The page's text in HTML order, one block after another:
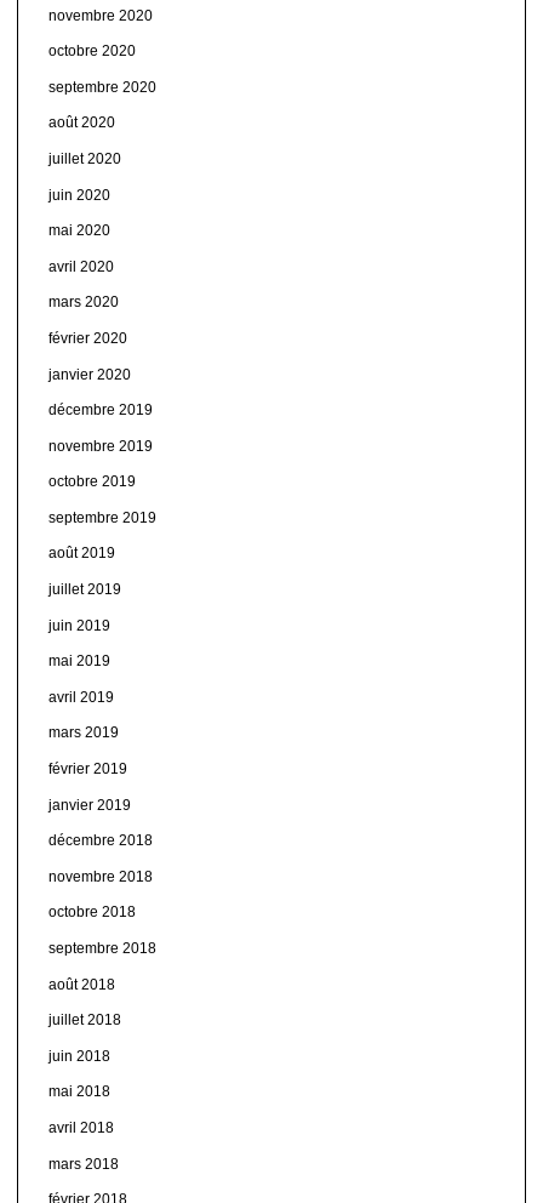
novembre 2020
octobre 2020
septembre 2020
août 2020
juillet 2020
juin 2020
mai 2020
avril 2020
mars 2020
février 2020
janvier 2020
décembre 2019
novembre 2019
octobre 2019
septembre 2019
août 2019
juillet 2019
juin 2019
mai 2019
avril 2019
mars 2019
février 2019
janvier 2019
décembre 2018
novembre 2018
octobre 2018
septembre 2018
août 2018
juillet 2018
juin 2018
mai 2018
avril 2018
mars 2018
février 2018